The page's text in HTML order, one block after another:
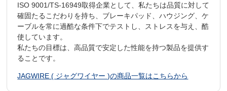
ISO 9001/TS-16949取得企業として、私たちは品質に対して
確固たるこだわりを持ち、ブレーキパッド、ハウジング、ケ
ーブルを常に過酷な条件下でテストし、ストレスを与え、酷
使しています。
私たちの目標は、高品質で安定した性能を持つ製品を提供す
ることです。
JAGWIRE ( ジャグワイヤー )の商品一覧はこちらから